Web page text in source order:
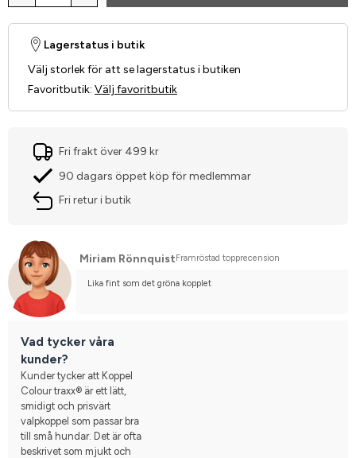
Lagerstatus i butik
Välj storlek för att se lagerstatus i butiken
Favoritbutik: Välj favoritbutik
Fri frakt över 499 kr
90 dagars öppet köp för medlemmar
Fri retur i butik
Miriam Rönnquist Framröstad topprecension
Lika fint som det gröna kopplet
Vad tycker våra
kunder?
Kunder tycker att Koppel
Colour traxx® är ett lätt,
smidigt och prisvärt
valpkoppel som passar bra
till små hundar. Det är ofta
beskrivet som mjukt och